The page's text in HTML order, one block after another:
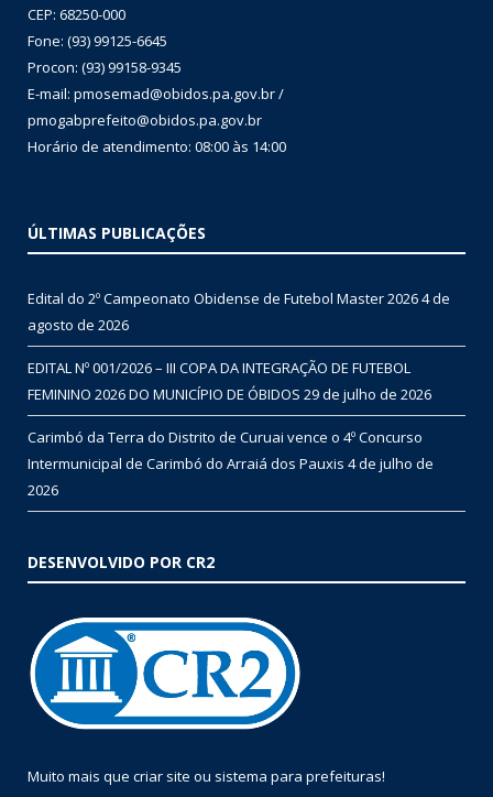
CEP: 68250-000
Fone: (93) 99125-6645
Procon: (93) 99158-9345
E-mail: pmosemad@obidos.pa.gov.br /
pmogabprefeito@obidos.pa.gov.br
Horário de atendimento: 08:00 às 14:00
ÚLTIMAS PUBLICAÇÕES
Edital do 2º Campeonato Obidense de Futebol Master 20264 de
agosto de 2026
EDITAL Nº 001/2026 – III COPA DA INTEGRAÇÃO DE FUTEBOL
FEMININO 2026 DO MUNICÍPIO DE ÓBIDOS 29 de julho de 2026
Carimbó da Terra do Distrito de Curuai vence o 4º Concurso
Intermunicipal de Carimbó do Arraiá dos Pauxis 4 de julho de
2026
DESENVOLVIDO POR CR2
Muito mais que criar site ou sistema para prefeituras!